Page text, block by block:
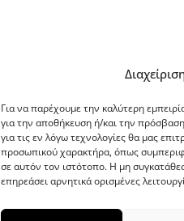
Για να παρέχουμε την καλύτερη
για την αποθήκευση ή/και την
για τις εν λόγω τεχνολογίες θα μας
προσωπικού χαρακτήρα, όπως
σε αυτόν τον ιστότοπο. Η μη
επηρεάσει αρνητικά ορισμένες